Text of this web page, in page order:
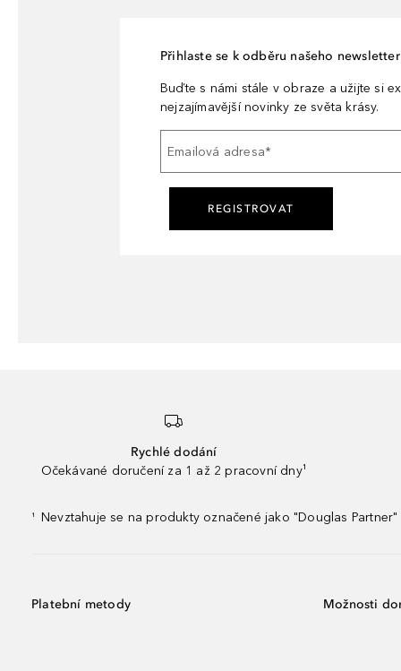
Přihlaste se k odběru našeho
Buďte s námi stále v obraze a užijte si
nejzajímavější novinky ze světa krásy.
Emailová adresa*
REGISTROVAT
Rychlé dodání
Očekávané doručení za 1 až 2 pracovní dny¹
¹ Nevztahuje se na produkty označené jako "Douglas
Platební metody Možnosti